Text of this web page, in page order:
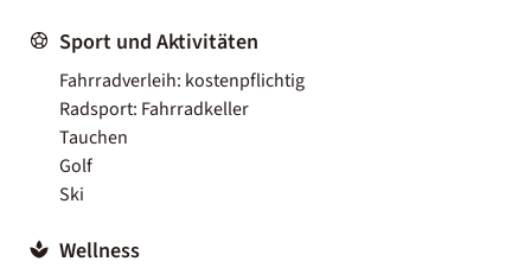
Sport und Aktivitäten
Fahrradverleih: kostenpflichtig
Radsport: Fahrradkeller
Tauchen
Golf
Ski
Wellness